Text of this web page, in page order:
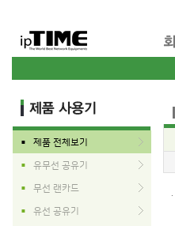
■ 제품 전체보기
■ 유무선 공유기
■ 무선 랜카드
■ 유선 공유기
.